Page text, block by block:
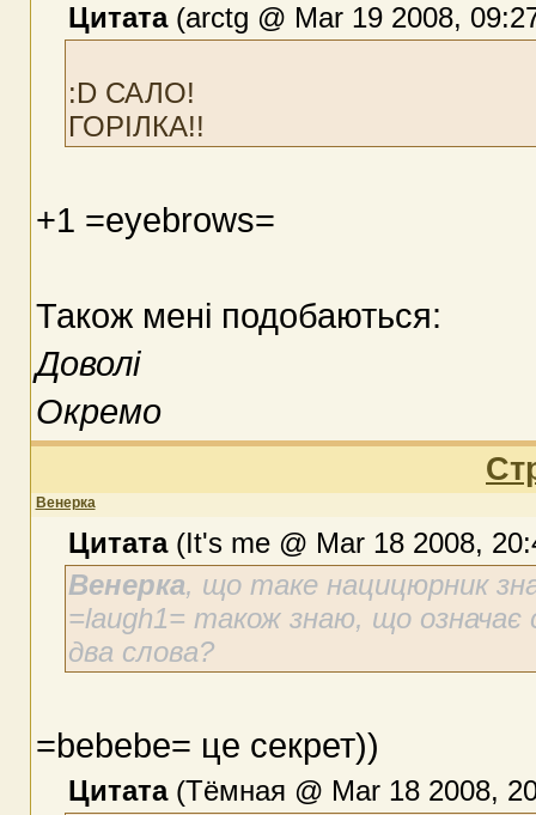
Цитата(arctg @ Mar 19 2008,
:D САЛО!
ГОРІЛКА!!
+1 =eyebrows=
Також мені подобаються:
Доволі
Окремо
Венерка
Цитата(It's me @ Mar 18 2008,
Венерка, що таке нацицюрник
=laugh1= також знаю, що
два слова?
=bebebe= це секрет))
Цитата(Тёмная @ Mar 18 2008,